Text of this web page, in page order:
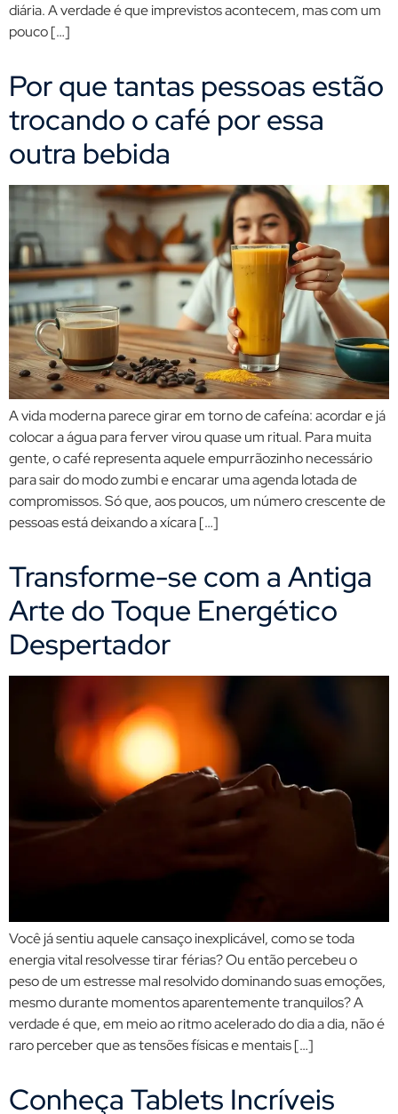
diária. A verdade é que imprevistos acontecem, mas com um
pouco […]
Por que tantas pessoas estão
trocando o café por essa
outra bebida
A vida moderna parece girar em torno de cafeína: acordar e já
colocar a água para ferver virou quase um ritual. Para muita
gente, o café representa aquele empurrãozinho necessário
para sair do modo zumbi e encarar uma agenda lotada de
compromissos. Só que, aos poucos, um número crescente de
pessoas está deixando a xícara […]
Transforme-se com a Antiga
Arte do Toque Energético
Despertador
Você já sentiu aquele cansaço inexplicável, como se toda
energia vital resolvesse tirar férias? Ou então percebeu o
peso de um estresse mal resolvido dominando suas emoções,
mesmo durante momentos aparentemente tranquilos? A
verdade é que, em meio ao ritmo acelerado do dia a dia, não é
raro perceber que as tensões físicas e mentais […]
Conheça Tablets Incríveis